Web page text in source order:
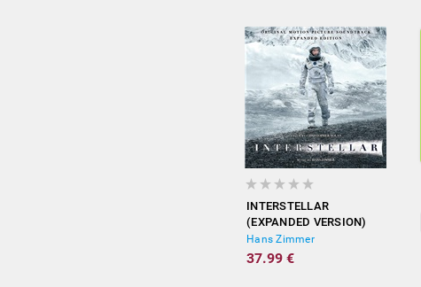
INTERSTELLAR
(EXPANDED VERSION)
Hans Zimmer
37.99 €